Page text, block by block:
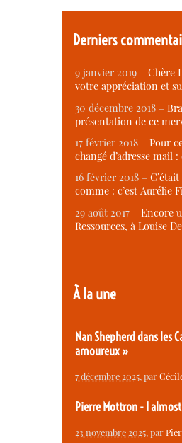
Derniers
9 janvier 2019 – Chère
votre appréciation et
30 décembre 2018 –
présentation de ce
17 février 2018 – Pour
changé d’adresse mail
16 février 2018 –
comme : c’est Aurélie
29 août 2017 – Encore
Ressources, à Louise
À la une
Nan Shepherd dans les
amoureux »
7 décembre 2025, par
Pierre Mottron - I
23 novembre 2025, par